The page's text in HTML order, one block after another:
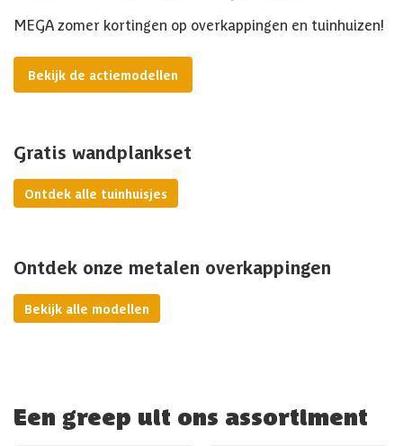
MEGA zomer kortingen op overkappingen en tuinhuizen!
Bekijk de actiemodellen
Gratis wandplankset
Ontdek alle tuinhuisjes
Ontdek onze metalen overkappingen
Bekijk alle modellen
Een greep uit ons assortiment